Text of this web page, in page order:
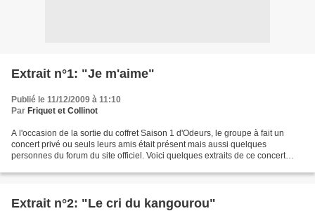
Extrait n°1: "Je m'aime"
Publié le 11/12/2009 à 11:10
Par Friquet et Collinot
A l'occasion de la sortie du coffret Saison 1 d'Odeurs, le groupe à fait un
concert privé ou seuls leurs amis était présent mais aussi quelques
personnes du forum du site officiel. Voici quelques extraits de ce concert
Extrait n°2: "Le cri du kangourou"